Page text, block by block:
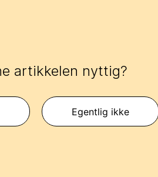
artikkelen nyttig?
Egentlig ikke